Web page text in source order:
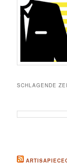
SCHLAGENDE